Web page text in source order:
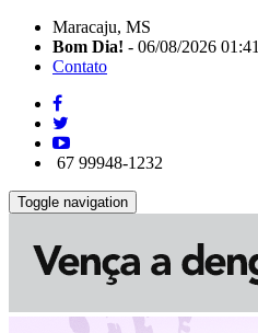
Maracaju, MS
Bom Dia! - 06/08/2026 01:41
Contato
67 99948-1232
Toggle navigation